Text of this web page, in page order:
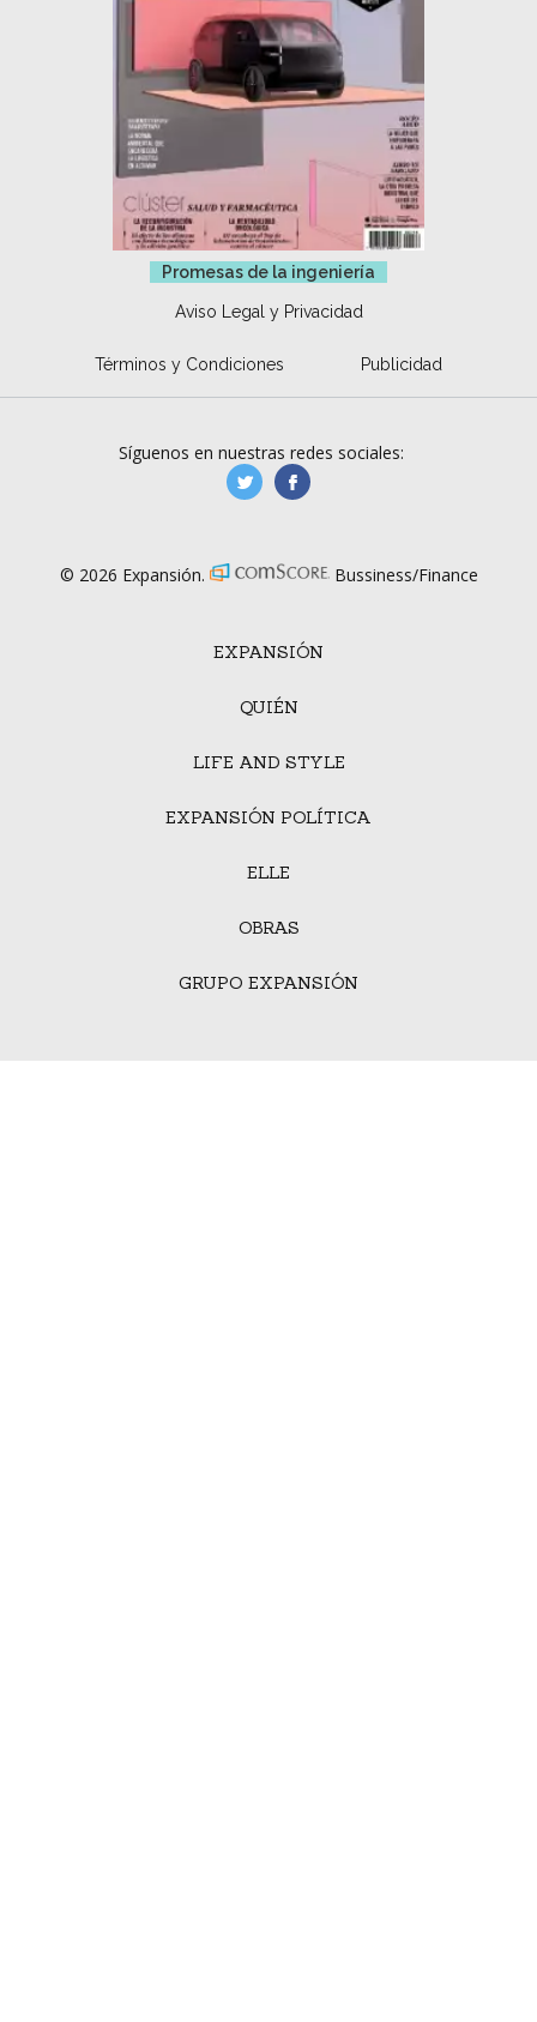
Promesas de la ingeniería
Aviso Legal y Privacidad
Términos y Condiciones Publicidad
EXPANSIÓN
QUIÉN
LIFE AND STYLE
EXPANSIÓN POLÍTICA
ELLE
OBRAS
GRUPO EXPANSIÓN
Síguenos en nuestras redes sociales:
manufacturaGE
© 2026 Expansión. Bussiness/Finance